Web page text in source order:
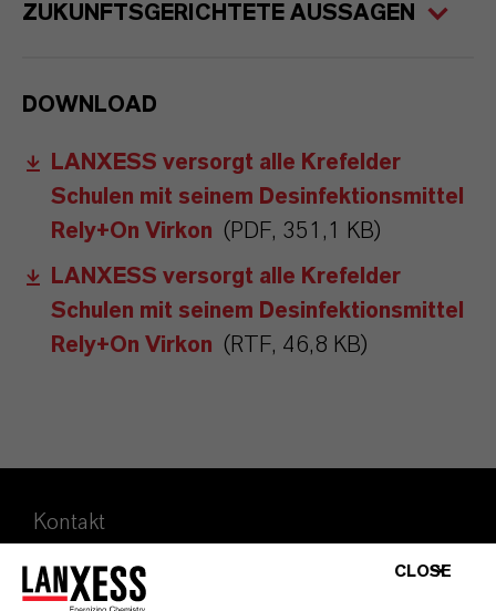
ZUKUNFTSGERICHTETE AUSSAGEN
DOWNLOAD
LANXESS versorgt alle Krefelder
Schulen mit seinem Desinfektionsmittel
Rely+On Virkon (PDF, 351,1 KB)
LANXESS versorgt alle Krefelder
Schulen mit seinem Desinfektionsmittel
Rely+On Virkon (RTF, 46,8 KB)
Kontakt
Mark Mätschke CLOSE